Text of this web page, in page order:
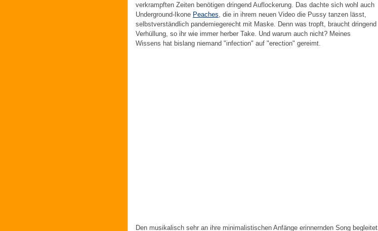
verkrampften Zeiten benötigen dringend Auflockerung. Das dachte sich wohl auch
Underground-Ikone Peaches , die in ihrem neuen Video die Pussy tanzen lässt,
selbstverständlich pandemiegerecht mit Maske. Denn was tropft, braucht dringend
Verhüllung, so ihr wie immer herber Take. Und warum auch nicht? Meines
Wissens hat bislang niemand "infection" auf "erection" gereimt.
Den musikalisch sehr an ihre minimalistischen Anfänge erinnernden Song begleitet